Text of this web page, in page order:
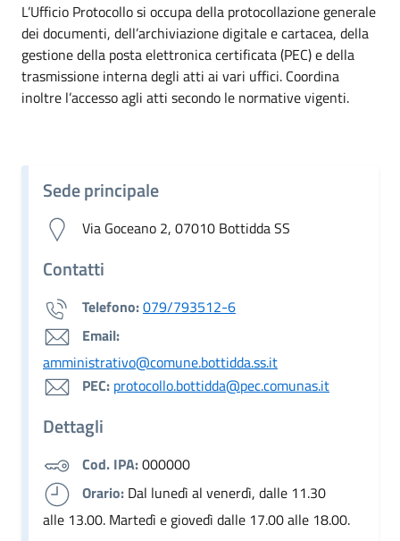
L’Ufficio Protocollo si occupa della protocollazione generale
dei documenti, dell’archiviazione digitale e cartacea, della
gestione della posta elettronica certificata (PEC) e della
trasmissione interna degli atti ai vari uffici. Coordina
inoltre l’accesso agli atti secondo le normative vigenti.
Sede principale
Via Goceano 2, 07010 Bottidda SS
Contatti
Telefono:079/793512-6
Email:
amministrativo@comune.bottidda.ss.it
PEC: protocollo.bottidda@pec.comunas.it
Dettagli
Cod. IPA:000000
Orario: Dal lunedì al venerdì, dalle 11.30
alle 13.00. Martedì e giovedì dalle 17.00 alle 18.00.